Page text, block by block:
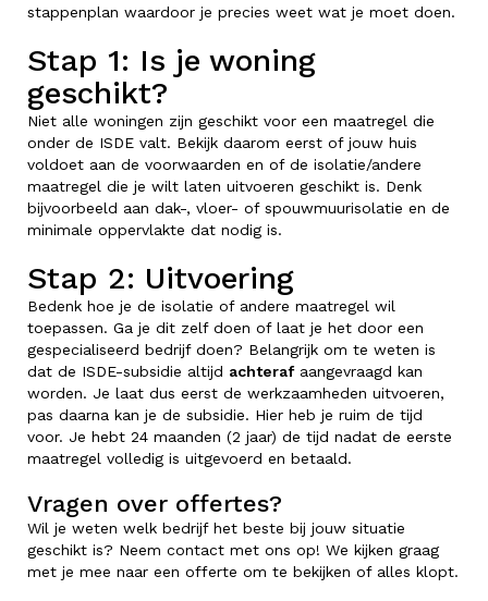
stappenplan waardoor je precies weet wat je moet doen.
Stap 1: Is je woning
geschikt?
Niet alle woningen zijn geschikt voor een maatregel die
onder de ISDE valt. Bekijk daarom eerst of jouw huis
voldoet aan de voorwaarden en of de isolatie/andere
maatregel die je wilt laten uitvoeren geschikt is. Denk
bijvoorbeeld aan dak-, vloer- of spouwmuurisolatie en de
minimale oppervlakte dat nodig is.
Stap 2: Uitvoering
Bedenk hoe je de isolatie of andere maatregel wil
toepassen. Ga je dit zelf doen of laat je het door een
gespecialiseerd bedrijf doen? Belangrijk om te weten is
dat de ISDE-subsidie altijd achterafaangevraagd kan
worden. Je laat dus eerst de werkzaamheden uitvoeren,
pas daarna kan je de subsidie. Hier heb je ruim de tijd
voor. Je hebt 24 maanden (2 jaar) de tijd nadat de eerste
maatregel volledig is uitgevoerd en betaald.
Vragen over offertes?
Wil je weten welk bedrijf het beste bij jouw situatie
geschikt is? Neem contact met ons op! We kijken graag
met je mee naar een offerte om te bekijken of alles klopt.